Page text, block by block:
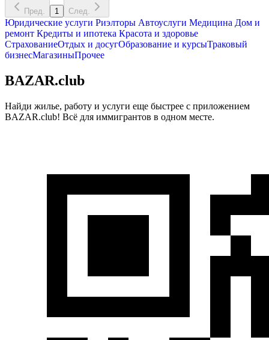
Пред. 1 След.
Юридические услуги Риэлторы Автоуслуги Медицина Дом и
ремонт Кредиты и ипотека Красота и здоровье
СтрахованиеОтдых и досугОбразование и курсыТраковый
бизнесМагазиныПрочее
BAZAR.club
Найди жилье, работу и услуги еще быстрее с приложением
BAZAR.club! Всё для иммигрантов в одном месте.